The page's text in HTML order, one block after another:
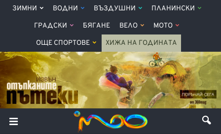
ЗИМНИ ВОДНИ ВЪЗДУШНИ ПЛАНИНСКИ
ГРАДСКИ БЯГАНЕ ВЕЛО МОТО
ОЩЕ СПОРТОВЕ ХИЖА НА ГОДИНАТА